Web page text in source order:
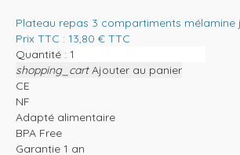
Plateau repas 3 compartiments mélamine
Prix TTC : 13,80 € TTC
Quantité :
shopping_cart Ajouter au panier
CE
NF
Adapté alimentaire
BPA Free
Garantie 1 an